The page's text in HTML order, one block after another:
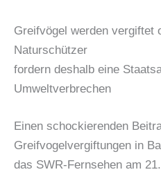
Greifvögel werden vergiftet
Naturschützer
fordern deshalb eine
Umweltverbrechen
Einen schockierenden
Greifvogelvergiftungen in
das SWR-Fernsehen am